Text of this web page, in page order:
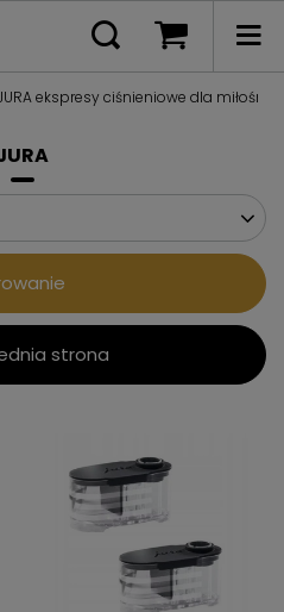
ekspresy ciśnieniowe dla
strona